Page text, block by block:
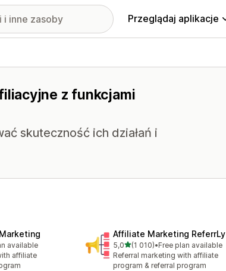
Przeglądaj aplikacje
z funkcjami
skuteczność ich działań i
1234
available
affiliate
Affiliate Marketing ReferrLy
5,0na 5 gwiazdek
(1 010)
Łączna liczba recenzji: 1010
•Free plan available
Referral marketing with affiliate
program & referral program